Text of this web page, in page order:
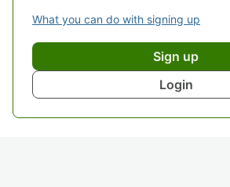
What you can do with signing up
Sign up
Login